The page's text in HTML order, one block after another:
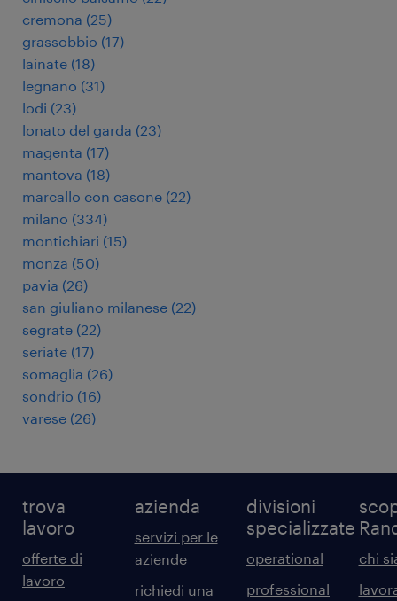
cremona (25)
grassobbio (17)
lainate (18)
legnano (31)
lodi (23)
lonato del garda (23)
magenta (17)
mantova (18)
marcallo con casone (22)
milano (334)
montichiari (15)
monza (50)
pavia (26)
san giuliano milanese (22)
segrate (22)
seriate (17)
somaglia (26)
sondrio (16)
varese (26)
trova
lavoro
offerte di
lavoro
azienda
servizi per le
aziende
richiedi una
divisioni
specializzate
operational
professional
chi